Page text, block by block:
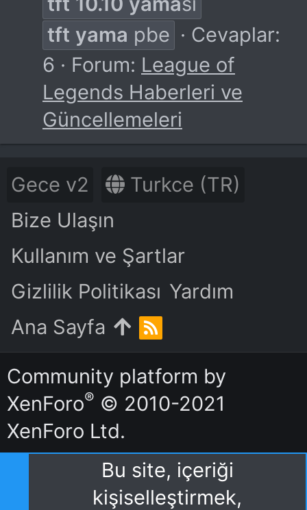
tft yama pbe
Cevaplar:
6
Forum: League of
Legends Haberleri ve
Güncellemeleri
Gece v2
Turkce (TR)
Bize Ulaşın
Kullanım ve Şartlar
Gizlilik Politikası Yardım
Ana Sayfa
R
S
S
Community platform by
XenForo® © 2010-2021
XenForo Ltd.
Bu site, içeriği
kişiselleştirmek,